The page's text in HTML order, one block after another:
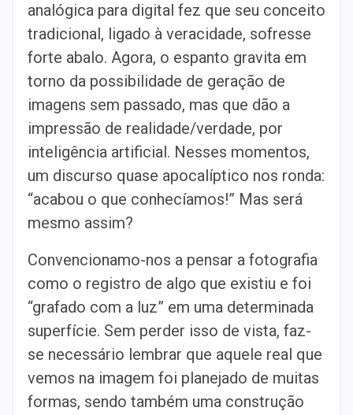
analógica para digital fez que seu conceito
tradicional, ligado à veracidade, sofresse
forte abalo. Agora, o espanto gravita em
torno da possibilidade de geração de
imagens sem passado, mas que dão a
impressão de realidade/verdade, por
inteligência artificial. Nesses momentos,
um discurso quase apocalíptico nos ronda:
“acabou o que conhecíamos!” Mas será
mesmo assim?
Convencionamo-nos a pensar a fotografia
como o registro de algo que existiu e foi
“grafado com a luz” em uma determinada
superfície. Sem perder isso de vista, faz-
se necessário lembrar que aquele real que
vemos na imagem foi planejado de muitas
formas, sendo também uma construção